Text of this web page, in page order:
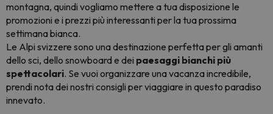
montagna, quindi vogliamo mettere a tua disposizione le
promozioni e i prezzi più interessanti per la tua prossima
settimana bianca.
Le Alpi svizzere sono una destinazione perfetta per gli amanti
dello sci, dello snowboard e dei paesaggi bianchi più
spettacolari. Se vuoi organizzare una vacanza incredibile,
prendi nota dei nostri consigli per viaggiare in questo paradiso
innevato.